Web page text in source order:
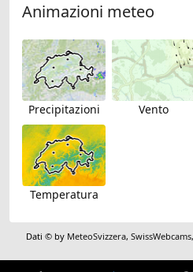
Animazioni meteo
Precipitazioni Vento
Temperatura
Dati © by MeteoSvizzera,SwissWebcams